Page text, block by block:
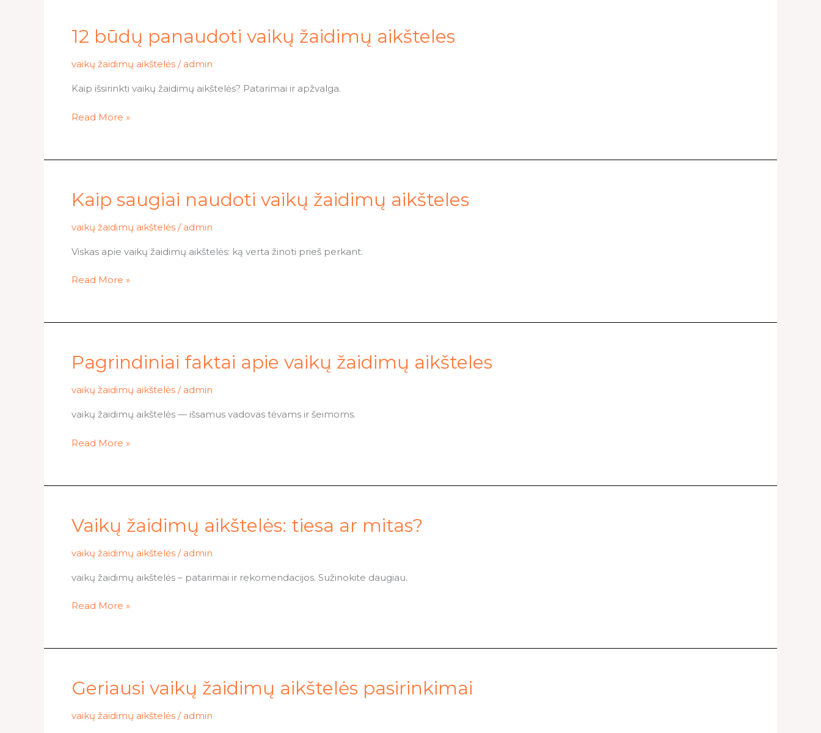
12 būdų panaudoti vaikų žaidimų aikšteles
vaikų žaidimų aikštelės / admin
Kaip išsirinkti vaikų žaidimų aikštelės? Patarimai ir apžvalga.
12
būdų
panaudoti
žaidimų
Read More »
Kaip saugiai naudoti vaikų žaidimų aikšteles
vaikų žaidimų aikštelės / admin
Viskas apie vaikų žaidimų aikštelės: ką verta žinoti prieš perkant.
Kaip
saugiai
naudoti
žaidimų
Read More »
Pagrindiniai faktai apie vaikų žaidimų aikšteles
vaikų žaidimų aikštelės / admin
vaikų žaidimų aikštelės — išsamus vadovas tėvams ir šeimoms.
Pagrindiniai
faktai
apie
žaidimų
Read More »
Vaikų žaidimų aikštelės: tiesa ar mitas?
vaikų žaidimų aikštelės / admin
vaikų žaidimų aikštelės – patarimai ir rekomendacijos. Sužinokite daugiau.
Vaikų
žaidimų
aikštelės:
ar
Read More »
Geriausi vaikų žaidimų aikštelės pasirinkimai
vaikų žaidimų aikštelės / admin
Geriausi
vaikų
žaidimų